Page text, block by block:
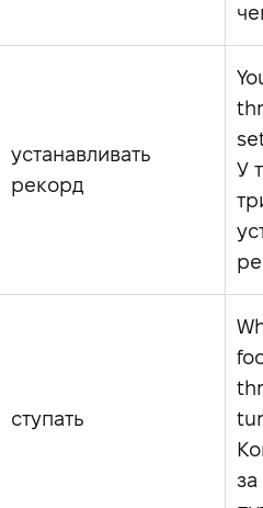
устанавливать
рекорд
У
ступать
за